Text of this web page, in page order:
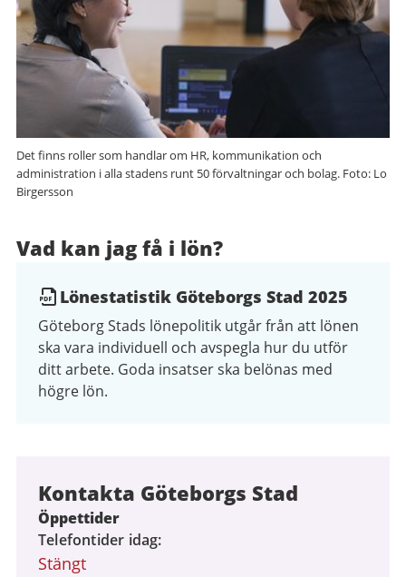
Det finns roller som handlar om HR, kommunikation och
administration i alla stadens runt 50 förvaltningar och bolag. Foto: Lo
Birgersson
Vad kan jag få i lön?
Lönestatistik Göteborgs Stad 2025
Göteborg Stads lönepolitik utgår från att lönen
ska vara individuell och avspegla hur du utför
ditt arbete. Goda insatser ska belönas med
högre lön.
Kontakta Göteborgs Stad
Öppettider
Telefontider idag
Stängt